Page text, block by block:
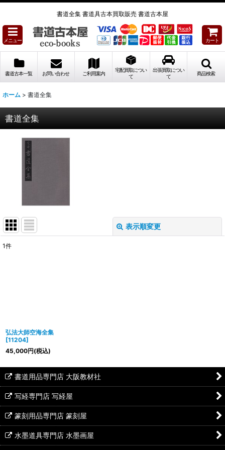
書道全集 書道具古本買取販売 書道古本屋
メニュー カート
書道古本一覧 お問い合わせ ご利用案内
宅配買取につい
て
出張買取につい
て
商品検索
ホーム > 書道全集
書道全集
表示順変更
1件
弘法大師空海全集
[11204]
45,000円(税込)
書道用品専門店 大阪教材社
写経専門店 写経屋
篆刻用品専門店 篆刻屋
水墨道具専門店 水墨画屋